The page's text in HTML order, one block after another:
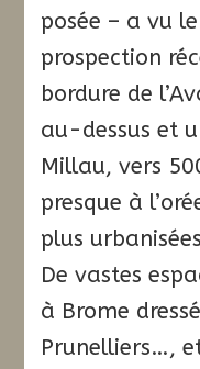
posée – a vu
prospection
bordure de
au-dessus et
Millau, vers
presque à
plus
De vastes
à Brome
Prunelliers…,